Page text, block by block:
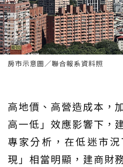
房市示意圖／聯合報系資料照
高地價、高營造成本，
高一低」效應影響下，
專家分析，在低迷市況
現」相當明顯，建商財